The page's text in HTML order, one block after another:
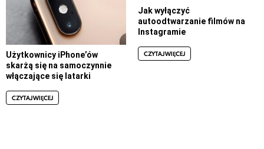
Użytkownicy iPhone’ów
skarżą się na samoczynnie
włączające się latarki
CZYTAJ WIĘCEJ
Jak wyłączyć
autoodtwarzanie filmów na
Instagramie
CZYTAJ WIĘCEJ